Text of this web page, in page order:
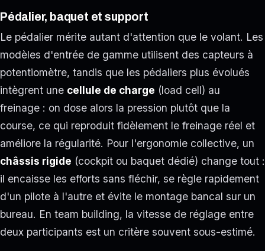
Pédalier, baquet et support
Le pédalier mérite autant d'attention que le volant. Les
modèles d'entrée de gamme utilisent des capteurs à
potentiomètre, tandis que les pédaliers plus évolués
intègrent une cellule de charge (load cell) au
freinage : on dose alors la pression plutôt que la
course, ce qui reproduit fidèlement le freinage réel et
améliore la régularité. Pour l'ergonomie collective, un
châssis rigide (cockpit ou baquet dédié) change tout :
il encaisse les efforts sans fléchir, se règle rapidement
d'un pilote à l'autre et évite le montage bancal sur un
bureau. En team building, la vitesse de réglage entre
deux participants est un critère souvent sous-estimé.